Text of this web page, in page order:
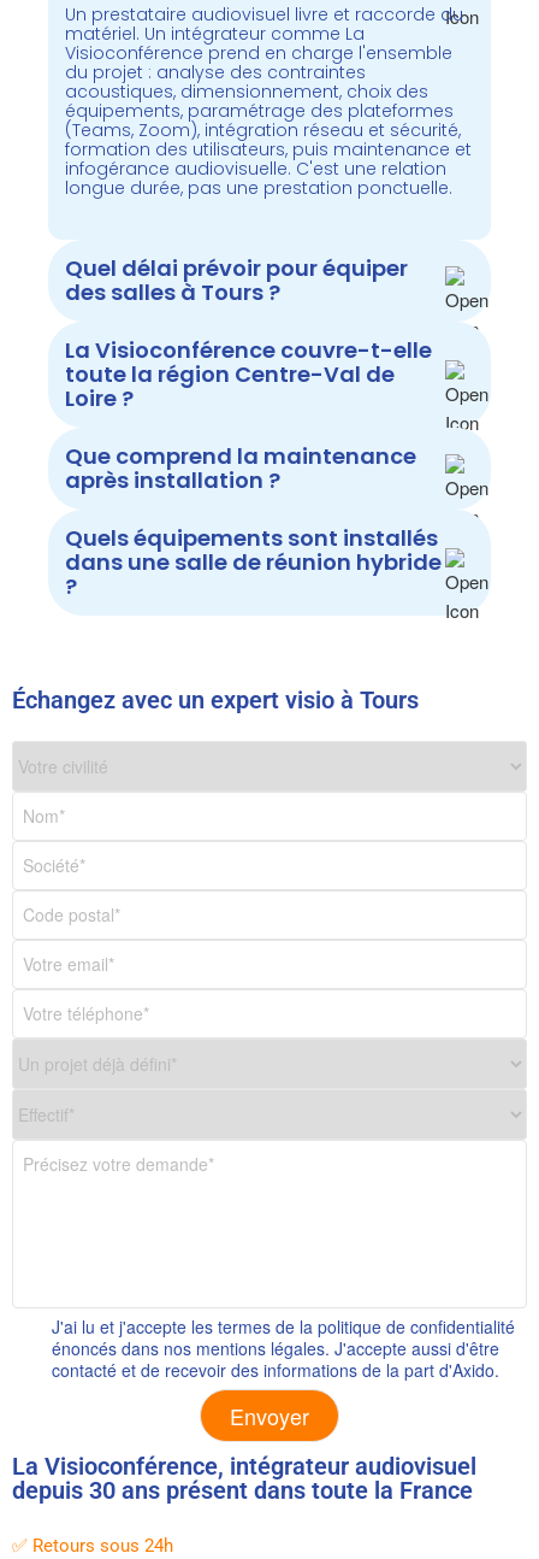
Un prestataire audiovisuel livre et raccorde du
matériel. Un intégrateur comme La
Visioconférence prend en charge l'ensemble
du projet : analyse des contraintes
acoustiques, dimensionnement, choix des
équipements, paramétrage des plateformes
(Teams, Zoom), intégration réseau et sécurité,
formation des utilisateurs, puis maintenance et
infogérance audiovisuelle. C'est une relation
longue durée, pas une prestation ponctuelle.
Quel délai prévoir pour équiper
des salles à Tours ?
La Visioconférence couvre-t-elle
toute la région Centre-Val de
Loire ?
Que comprend la maintenance
après installation ?
Quels équipements sont installés
dans une salle de réunion hybride
?
Échangez avec un expert visio à Tours
J'ai lu et j'accepte les termes de la politique de confidentialité
énoncés dans nos mentions légales. J'accepte aussi d'être
contacté et de recevoir des informations de la part d'Axido.
Alternative:
La Visioconférence, intégrateur audiovisuel
depuis 30 ans présent dans toute la France
✅ Retours sous 24h